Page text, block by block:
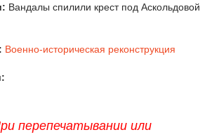
Вандалы спилили крест под Аскольдовой
Военно-историческая реконструкция
перепечатывании или